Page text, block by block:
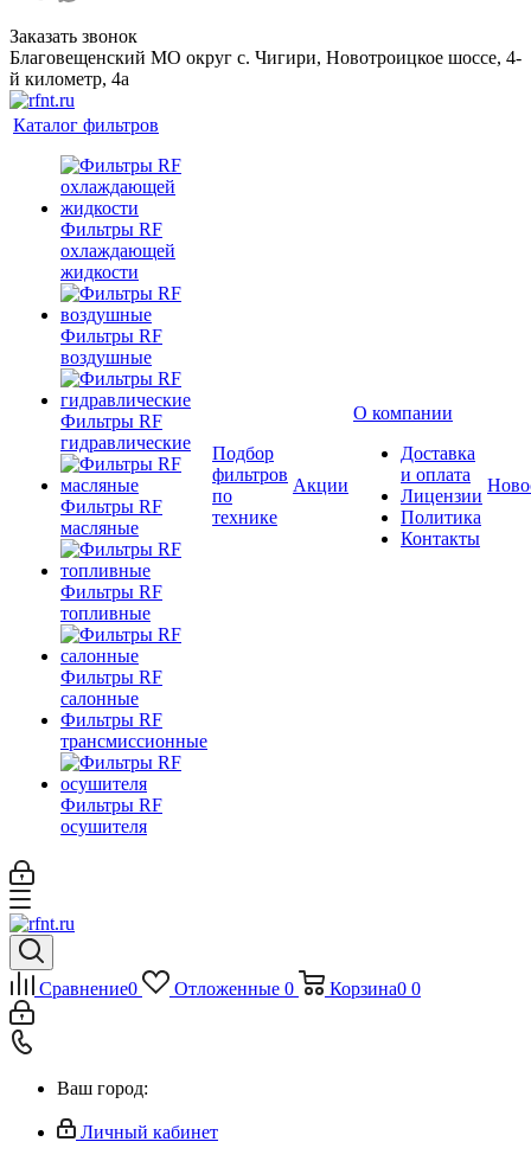
Заказать звонок
Благовещенский МО округ с. Чигири, Новотроицкое шоссе, 4-
й километр, 4а
Каталог фильтров
Фильтры RF
охлаждающей
жидкости
Фильтры RF
воздушные
Фильтры RF
гидравлические
Фильтры RF
масляные
Фильтры RF
топливные
Фильтры RF
салонные
Фильтры RF
трансмиссионные
Фильтры RF
осушителя
Подбор
фильтров
по
технике
Акции
О компании
Доставка
и оплата
Лицензии
Политика
Контакты
Сравнение0 Отложенные 0 Корзина0 0
Ваш город:
Личный кабинет